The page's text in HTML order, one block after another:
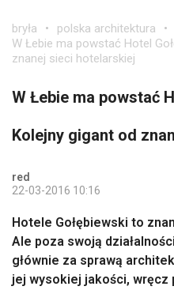
bryła
polska architektura
W Łebie ma powstać Hotel
znanej sieci hotelarskiej
W Łebie ma powstać
Kolejny gigant od
red
22-03-2016 10:16
Hotele Gołębiewski to
Ale poza swoją
głównie za sprawą
jej wysokiej jakości, wręcz